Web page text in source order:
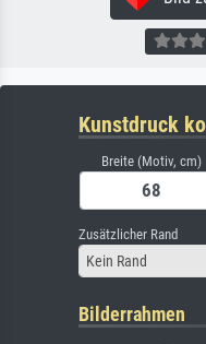
Kunstdruck
Breite (Motiv, cm)
Zusätzlicher Rand
Kein Rand
Bilderrahmen